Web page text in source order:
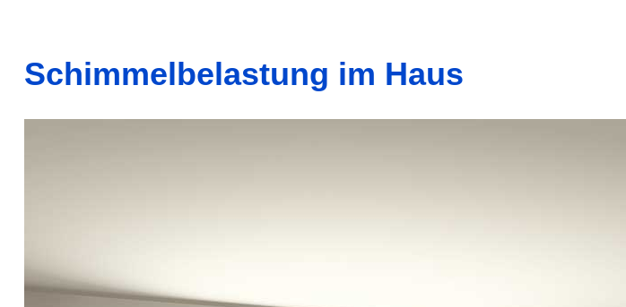
Schimmelbelastung im Haus